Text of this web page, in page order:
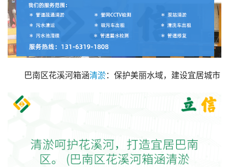
巴南区花溪河箱涵清淤：保护美丽水域，建设宜居城市